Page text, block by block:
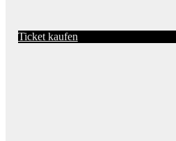
Ticket kaufen